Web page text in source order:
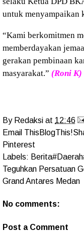
untuk menyampaikan
“Kami berkomitmen
memberdayakan
gerakan pembinaan
masyarakat.” (Roni K)
By Redaksi at 12:46
Email This BlogThis!
Pinterest
Labels:
Teguhkan Persatuan
Grand Antares Medan
No comments:
Post a Comment